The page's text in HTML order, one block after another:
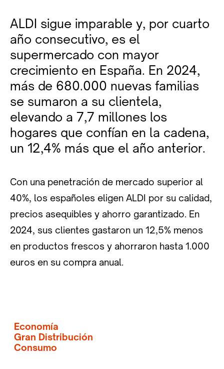
ALDI sigue imparable y, por cuarto
año consecutivo, es el
supermercado con mayor
crecimiento en España. En 2024,
más de 680.000 nuevas familias
se sumaron a su clientela,
elevando a 7,7 millones los
hogares que confían en la cadena,
un 12,4% más que el año anterior.
Con una penetración de mercado superior al
40%, los españoles eligen ALDI por su calidad,
precios asequibles y ahorro garantizado. En
2024, sus clientes gastaron un 12,5% menos
en productos frescos y ahorraron hasta 1.000
euros en su compra anual.
Economía
Gran Distribución
Consumo